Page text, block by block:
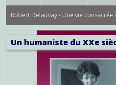
Robert Delaunay - Une vie consacrée
Procureur et Yves Marion
Un humaniste du XXe